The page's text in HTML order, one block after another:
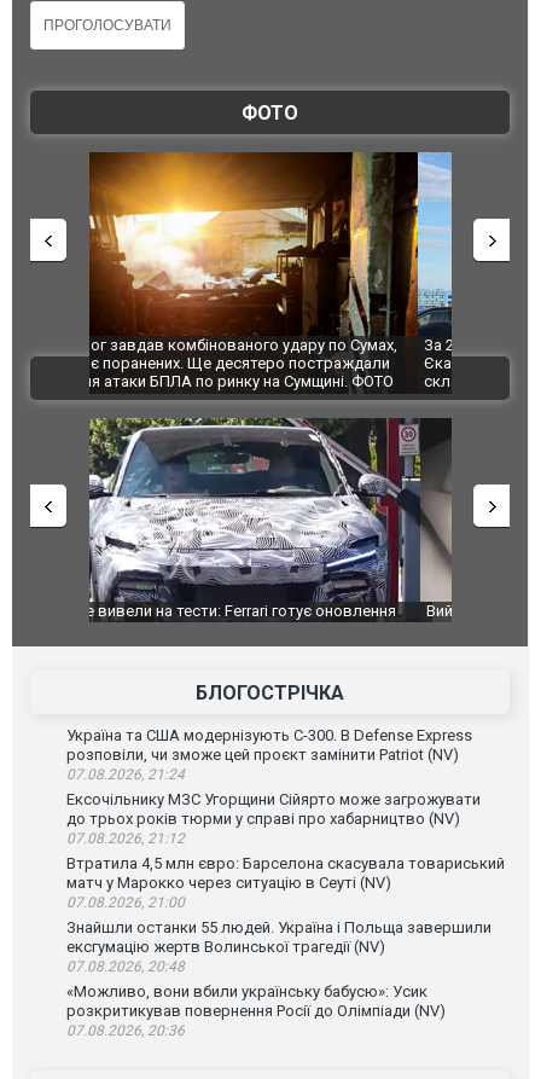
ФОТО
За 2000 кілометрів від кордону з Україною: в
Єкатеринбурзі після атаки дронів загорівся
склад Wildberries. ФОТО. ВІДЕО
"Мої
ВІДЕО
Вийшов трейлер нової екранізації легендарного
фільму "Афера Томаса Крауна"
БЛОГОСТРІЧКА
Україна та США модернізують С-300. В Defense Express
розповіли, чи зможе цей проєкт замінити Patriot (NV)
07.08.2026, 21:24
Ексочільнику МЗС Угорщини Сійярто може загрожувати
до трьох років тюрми у справі про хабарництво (NV)
07.08.2026, 21:12
Втратила 4,5 млн євро: Барселона скасувала товариський
матч у Марокко через ситуацію в Сеуті (NV)
07.08.2026, 21:00
Знайшли останки 55 людей. Україна і Польща завершили
ексгумацію жертв Волинської трагедії (NV)
07.08.2026, 20:48
«Можливо, вони вбили українську бабусю»: Усик
розкритикував повернення Росії до Олімпіади (NV)
07.08.2026, 20:36